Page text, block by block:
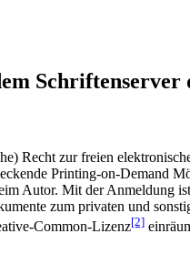
Schriftenserver
Recht zur freien
Printing-on-Demand
Autor. Mit der Anmeldung
zum privaten und
Common-Lizenz[2]